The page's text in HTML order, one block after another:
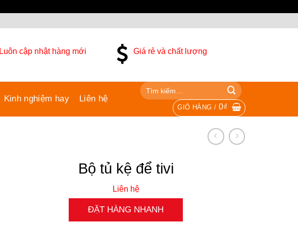
Luôn cập nhật hàng mới Giá rẻ và chất lượng
Kinh nghiệm hay Liên hệ
GIỎ HÀNG / 0₫
Bộ tủ kệ để tivi
Liên hệ
ĐẶT HÀNG NHANH